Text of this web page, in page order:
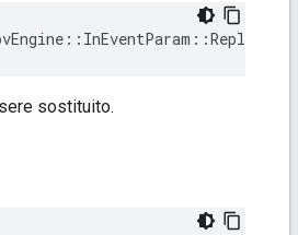
sostituito.